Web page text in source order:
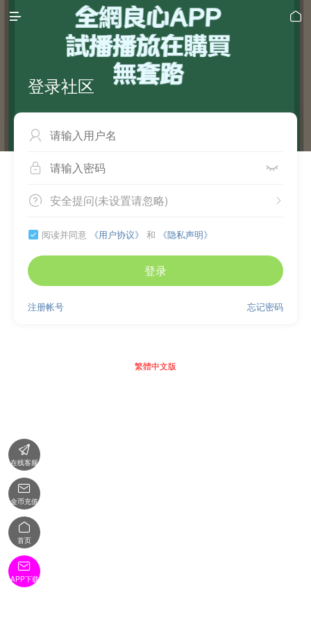
 
登录社区

 
 
安全提问(未设置请忽略)
 阅读并同意 《用户协议》 和 《隐私声明》
登录
忘记密码
注册帐号
繁體中文版

在线客服

金币充值

首页

APP下载